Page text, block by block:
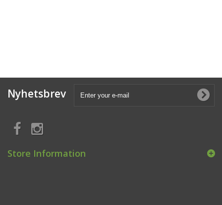
Nyhetsbrev
Store Information